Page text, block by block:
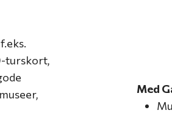
turskort,
Med